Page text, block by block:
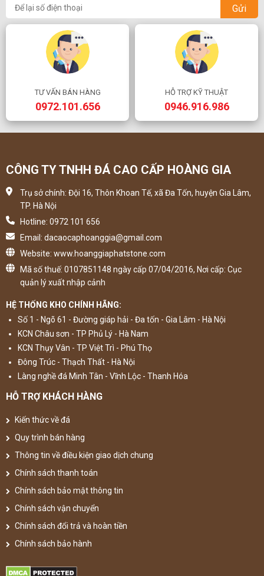
Gửi
TƯ VẤN BÁN HÀNG
0972.101.656
HỖ TRỢ KỸ THUẬT
0946.916.986
CÔNG TY TNHH ĐÁ CAO CẤP HOÀNG GIA
Trụ sở chính: Đội 16, Thôn Khoan Tế, xã Đa Tốn, huyện Gia Lâm,
TP. Hà Nội
Hotline: 0972 101 656
Email: dacaocaphoanggia@gmail.com
Website: www.hoanggiaphatstone.com
Mã số thuế: 0107851148 ngày cấp 07/04/2016, Nơi cấp: Cục
quản lý xuất nhập cảnh
HỆ THỐNG KHO CHÍNH HÃNG:
Số 1 - Ngõ 61 - Đường giáp hải - Đa tốn - Gia Lâm - Hà Nội
KCN Châu sơn - TP Phủ Lý - Hà Nam
KCN Thụy Vân - TP Việt Trì - Phú Thọ
Đông Trúc - Thạch Thất - Hà Nội
Làng nghề đá Minh Tân - Vĩnh Lộc - Thanh Hóa
HỖ TRỢ KHÁCH HÀNG
Kiến thức về đá
Quy trình bán hàng
Thông tin về điều kiện giao dịch chung
Chính sách thanh toán
Chính sách bảo mật thông tin
Chính sách vận chuyển
Chính sách đổi trả và hoàn tiền
Chính sách bảo hành